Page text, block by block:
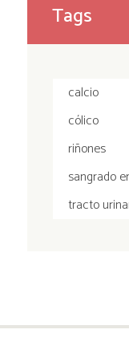
Tags
calcio
cólico
riñones
sangrado
tracto